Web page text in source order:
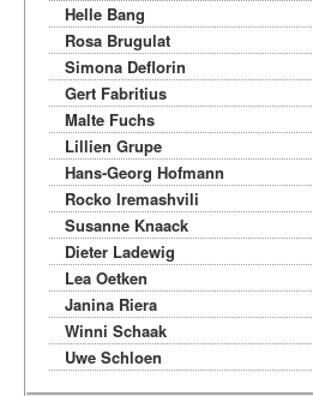
Helle Bang
Rosa Brugulat
Simona Deflorin
Gert Fabritius
Malte Fuchs
Lillien Grupe
Hans-Georg Hofmann
Rocko Iremashvili
Susanne Knaack
Dieter Ladewig
Lea Oetken
Janina Riera
Winni Schaak
Uwe Schloen